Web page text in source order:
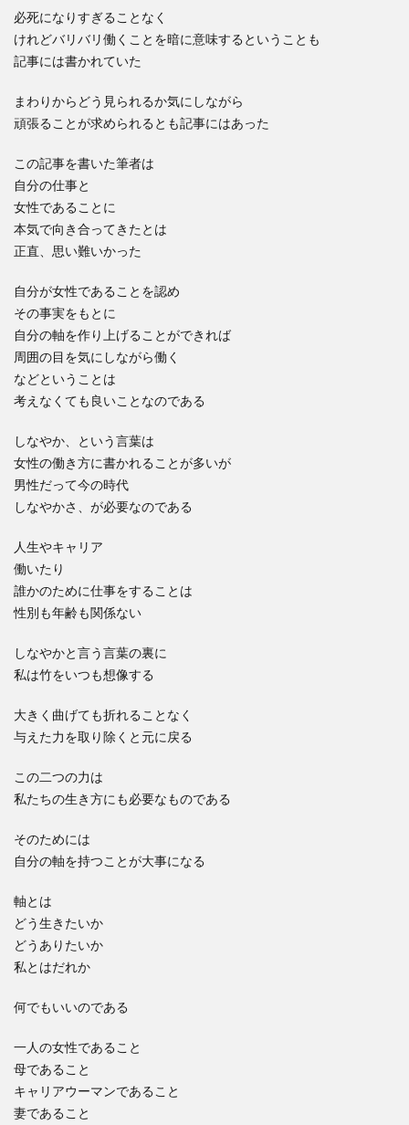
必死になりすぎることなく
けれどバリバリ働くことを暗に意味するということも
記事には書かれていた
まわりからどう見られるか気にしながら
頑張ることが求められるとも記事にはあった
この記事を書いた筆者は
自分の仕事と
女性であることに
本気で向き合ってきたとは
正直、思い難いかった
自分が女性であることを認め
その事実をもとに
自分の軸を作り上げることができれば
周囲の目を気にしながら働く
などということは
考えなくても良いことなのである
しなやか、という言葉は
女性の働き方に書かれることが多いが
男性だって今の時代
しなやかさ、が必要なのである
人生やキャリア
働いたり
誰かのために仕事をすることは
性別も年齢も関係ない
しなやかと言う言葉の裏に
私は竹をいつも想像する
大きく曲げても折れることなく
与えた力を取り除くと元に戻る
この二つの力は
私たちの生き方にも必要なものである
そのためには
自分の軸を持つことが大事になる
軸とは
どう生きたいか
どうありたいか
私とはだれか
何でもいいのである
一人の女性であること
母であること
キャリアウーマンであること
妻であること